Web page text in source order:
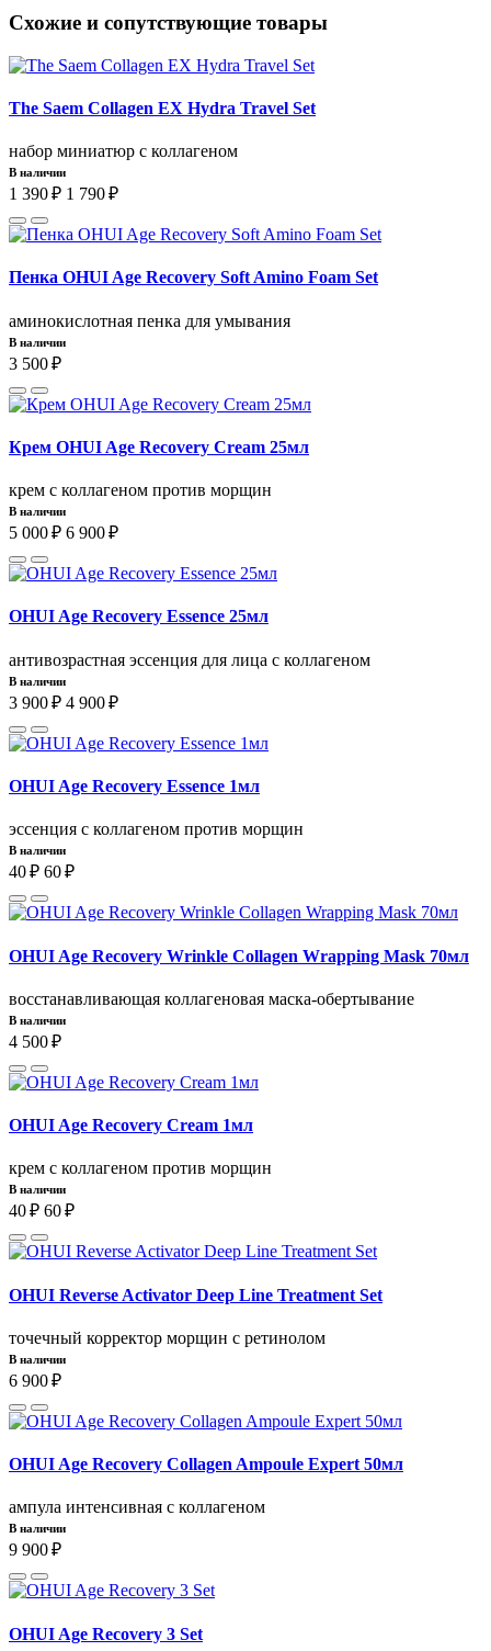
Схожие и сопутствующие товары
The Saem Collagen EX Hydra Travel Set
набор миниатюр с коллагеном
В наличии
1 390 ₽ 1 790 ₽
Пенка OHUI Age Recovery Soft Amino Foam Set
аминокислотная пенка для умывания
В наличии
3 500 ₽
Крем OHUI Age Recovery Cream 25мл
крем с коллагеном против морщин
В наличии
5 000 ₽ 6 900 ₽
OHUI Age Recovery Essence 25мл
антивозрастная эссенция для лица с коллагеном
В наличии
3 900 ₽ 4 900 ₽
OHUI Age Recovery Essence 1мл
эссенция с коллагеном против морщин
В наличии
40 ₽ 60 ₽
OHUI Age Recovery Wrinkle Collagen Wrapping Mask 70мл
восстанавливающая коллагеновая маска-обертывание
В наличии
4 500 ₽
OHUI Age Recovery Cream 1мл
крем с коллагеном против морщин
В наличии
40 ₽ 60 ₽
OHUI Reverse Activator Deep Line Treatment Set
точечный корректор морщин с ретинолом
В наличии
6 900 ₽
OHUI Age Recovery Collagen Ampoule Expert 50мл
ампула интенсивная с коллагеном
В наличии
9 900 ₽
OHUI Age Recovery 3 Set